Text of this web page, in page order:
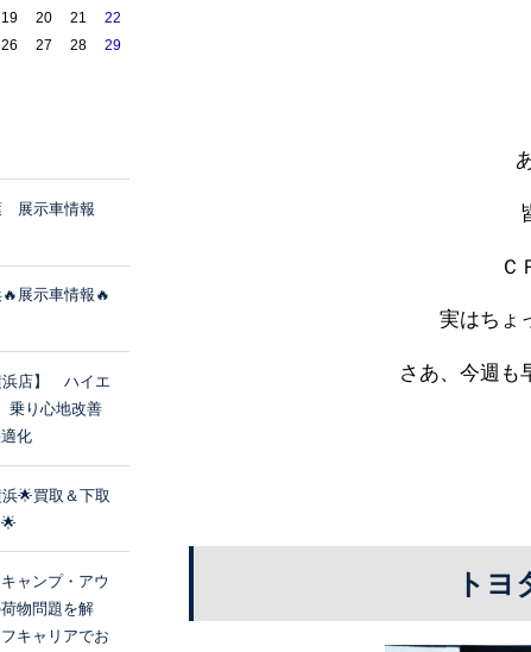
Ｃ
実はちょ
さあ、今週も
ト
19 20 21
22
26 27 28
29
展示車情報
展示車情報🔥
浜店】 ハイエ
り心地改善
化
🌟買取＆下取
ャンプ・アウ
荷物問題を解
キャリアでお